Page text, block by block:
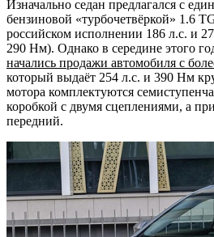
Изначально седан предлагался с
бензиновой «турбочетвёркой» 1.6
российском исполнении 186 л.с. и
290 Нм). Однако в середине этого
начались продажи автомобиля с
который выдаёт 254 л.с. и 390 Нм
мотора комплектуются
коробкой с двумя сцеплениями, а
передний.